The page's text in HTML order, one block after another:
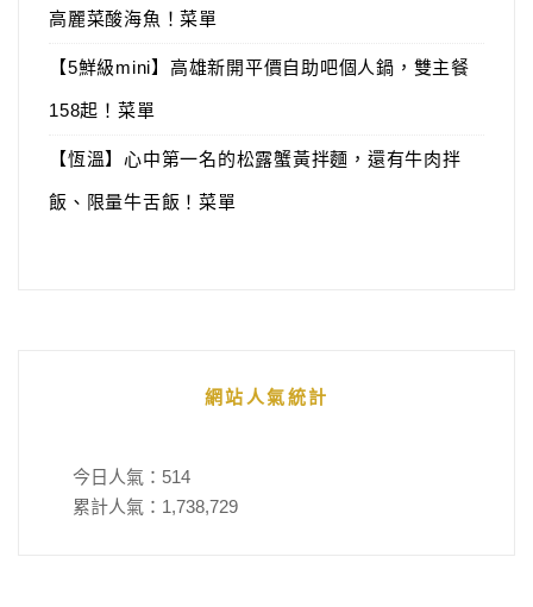
高麗菜酸海魚！菜單
【5鮮級mini】高雄新開平價自助吧個人鍋，雙主餐
158起！菜單
【恆溫】心中第一名的松露蟹黃拌麵，還有牛肉拌
飯、限量牛舌飯！菜單
網站人氣統計
今日人氣： 514
累計人氣： 1,738,729